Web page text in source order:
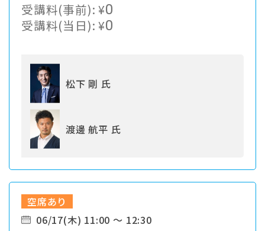
受講料(事前):¥0
受講料(当日):¥0
松下 剛 氏
渡邊 航平 氏
空席あり
06/17(木) 11:00 ～ 12:30